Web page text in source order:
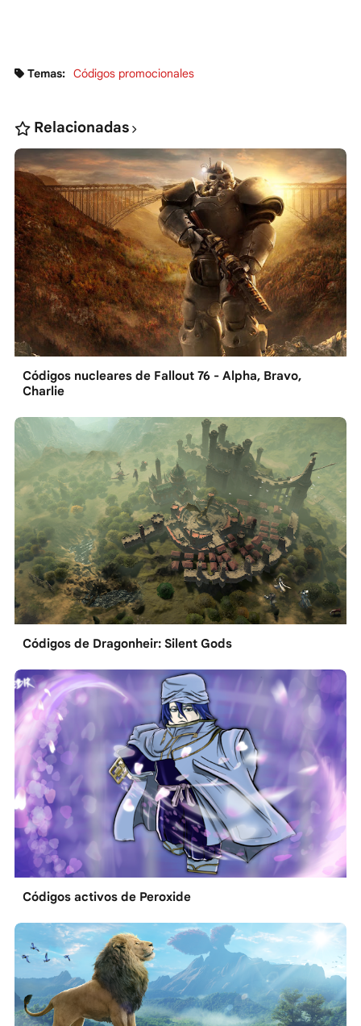
Temas: Códigos promocionales
Relacionadas
Códigos nucleares de Fallout 76 - Alpha, Bravo,
Charlie
Códigos de Dragonheir: Silent Gods
Códigos activos de Peroxide